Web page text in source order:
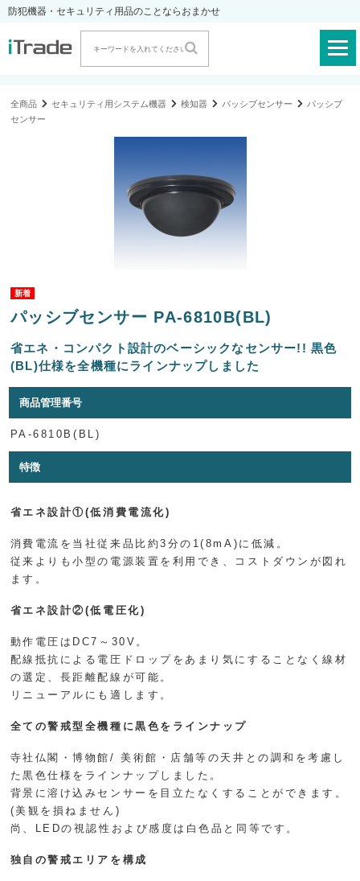
防犯機器・セキュリティ用品のことならおまかせ
全商品 セキュリティ用システム機器 検知器 パッシブセンサー
パッシブ
センサー
パッシブセンサー PA-6810B(BL)
省エネ・コンパクト設計のベーシックなセンサー!! 黒色
(BL)仕様を全機種にラインナップしました
商品管理番号
PA-6810B(BL)
特徴
省エネ設計①(低消費電流化)
消費電流を当社従来品比約3分の1(8mA)に低減。
従来よりも小型の電源装置を利用でき、コストダウンが図れ
ます。
省エネ設計②(低電圧化)
動作電圧はDC7～30V。
配線抵抗による電圧ドロップをあまり気にすることなく線材
の選定、長距離配線が可能。
リニューアルにも適します。
全ての警戒型全機種に黒色をラインナップ
寺社仏閣・博物館/ 美術館・店舗等の天井との調和を考慮し
た黒色仕様をラインナップしました。
背景に溶け込みセンサーを目立たなくすることができます。
(美観を損ねません)
尚、LEDの視認性および感度は白色品と同等です。
独自の警戒エリアを構成